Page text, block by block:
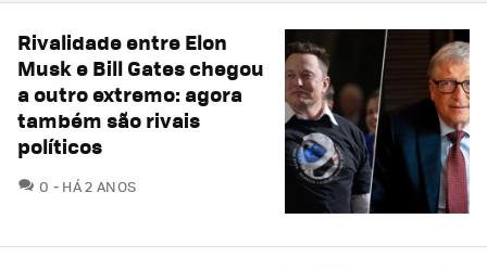
Rivalidade entre Elon
Musk e Bill Gates chegou
a outro extremo: agora
também são rivais
políticos
0 COMENTÁRIOS
HÁ 2 ANOS